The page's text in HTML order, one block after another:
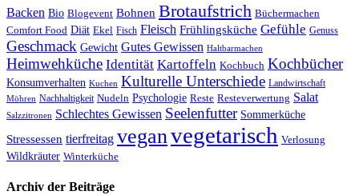
Backen Bio Blogevent Bohnen Brotaufstrich Büchermachen
Comfort Food Diät Ekel Fisch Fleisch Frühlingsküche Gefühle Genuss
Geschmack Gewicht Gutes Gewissen Haltbarmachen
Heimwehküche Identität Kartoffeln Kochbuch Kochbücher
Konsumverhalten Kuchen Kulturelle Unterschiede Landwirtschaft
Möhren Nachhaltigkeit Nudeln Psychologie Reste Resteverwertung Salat
Salzzitronen Schlechtes Gewissen Seelenfutter Sommerküche
Stressessen tierfreitag veganvegetarisch Verlosung
Wildkräuter Winterküche
Archiv der Beiträge